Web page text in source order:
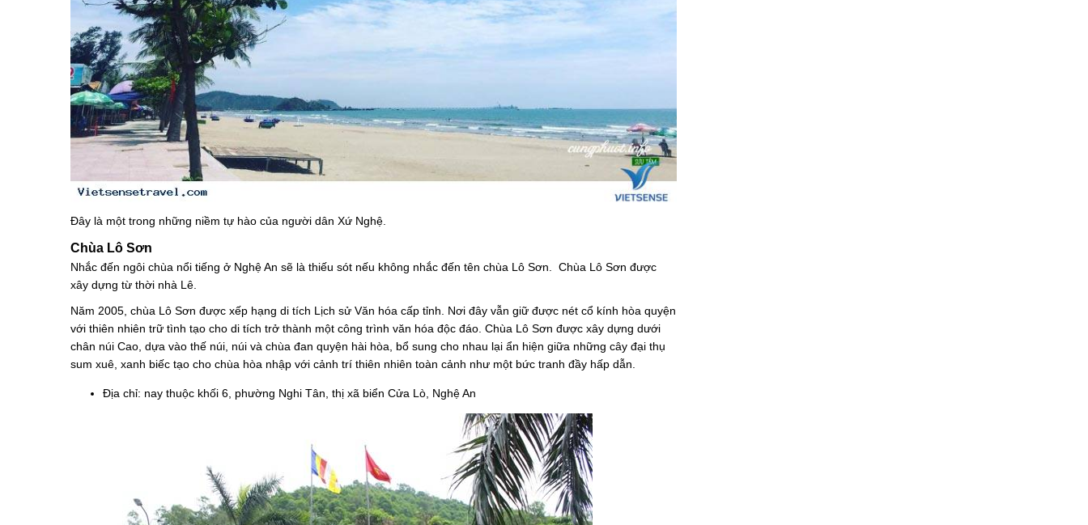
Đây là một trong những niềm tự hào của người dân Xứ Nghệ.
Chùa Lô Sơn
Nhắc đến ngôi chùa nổi tiếng ở Nghệ An sẽ là thiếu sót nếu không nhắc đến tên chùa Lô Sơn. Chùa Lô Sơn được
xây dựng từ thời nhà Lê.
Năm 2005, chùa Lô Sơn được xếp hạng di tích Lịch sử Văn hóa cấp tỉnh. Nơi đây vẫn giữ được nét cổ kính hòa quyện
với thiên nhiên trữ tình tạo cho di tích trở thành một công trình văn hóa độc đáo. Chùa Lô Sơn được xây dựng dưới
chân núi Cao, dựa vào thế núi, núi và chùa đan quyện hài hòa, bổ sung cho nhau lại ẩn hiện giữa những cây đại thụ
sum xuê, xanh biếc tạo cho chùa hòa nhập với cảnh trí thiên nhiên toàn cảnh như một bức tranh đầy hấp dẫn.
Địa chỉ: nay thuộc khối 6, phường Nghi Tân, thị xã biển Cửa Lò, Nghệ An